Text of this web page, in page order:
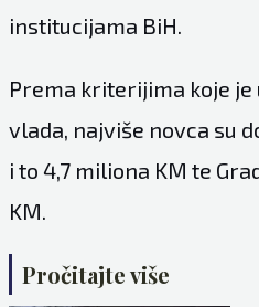
institucijama BiH.
Prema kriterijima koje
vlada, najviše novca su
i to 4,7 miliona KM te
KM.
Pročitajte više